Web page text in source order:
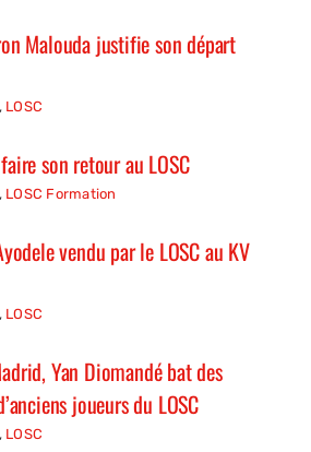
Malouda justifie son départ
, LOSC
son retour au LOSC
, LOSC Formation
vendu par le LOSC au KV
, LOSC
Yan Diomandé bat des
joueurs du LOSC
, LOSC